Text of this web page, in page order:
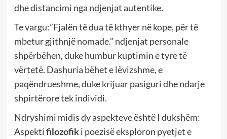
dhe distancimi nga ndjenjat autentike.
Te vargu:”Fjalën të dua të kthyer në kope, për të
mbetur gjithnjë nomade.” ndjenjat personale
shpërbëhen, duke humbur kuptimin e tyre të
vërtetë. Dashuria bëhet e lëvizshme, e
paqëndrueshme, duke krijuar pasiguri dhe ndarje
shpirtërore tek individi.
Ndryshimi midis dy aspekteve është I dukshëm:
Aspektifilozofiki poezisë eksploron pyetjet e